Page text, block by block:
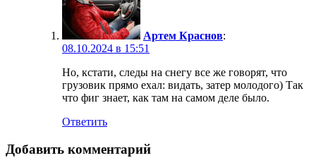
Артем Краснов:
08.10.2024 в 15:51
Но, кстати, следы на снегу все же говорят, что
грузовик прямо ехал: видать, затер молодого) Так
что фиг знает, как там на самом деле было.
Ответить
Добавить комментарий